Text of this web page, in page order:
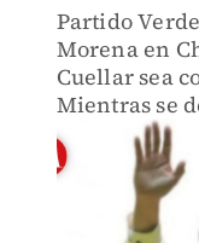
Partido
Morena en
Cuellar sea
Mientras se
alcalde de
resulta